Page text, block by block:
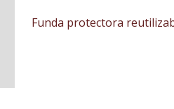
Funda protectora